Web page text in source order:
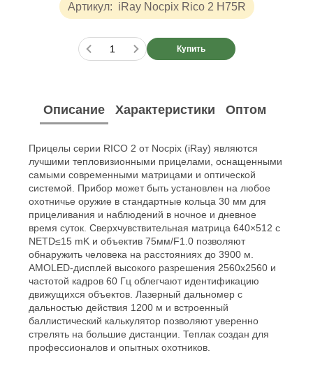
Артикул: iRay Nocpix Rico 2 H75R
Купить
Описание Характеристики Оптом
Прицелы серии RICO 2 от Nocpix (iRay) являются
лучшими тепловизионными прицелами, оснащенными
самыми современными матрицами и оптической
системой. Прибор может быть установлен на любое
охотничье оружие в стандартные кольца 30 мм для
прицеливания и наблюдений в ночное и дневное
время суток. Сверхчувствительная матрица 640×512 с
NETD≤15 mK и объектив 75мм/F1.0 позволяют
обнаружить человека на расстояниях до 3900 м.
AMOLED-дисплей высокого разрешения 2560x2560 и
частотой кадров 60 Гц облегчают идентификацию
движущихся объектов. Лазерный дальномер с
дальностью действия 1200 м и встроенный
баллистический калькулятор позволяют уверенно
стрелять на большие дистанции. Теплак создан для
профессионалов и опытных охотников.